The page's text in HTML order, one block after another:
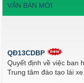
VĂN BẢN MỚI
QĐ13CDBP
Quyết định về việc ban
Trung tâm đào tạo lái xe